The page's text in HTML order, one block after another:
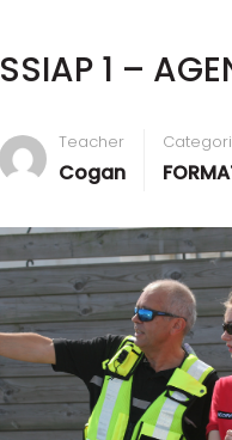
SSIAP 1 –
Teacher
Cogan